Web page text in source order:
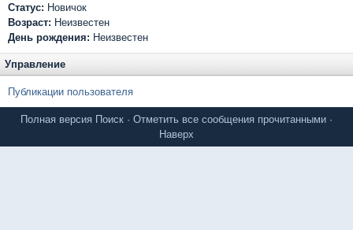
Статус: Новичок
Возраст: Неизвестен
День рождения: Неизвестен
Управление
Публикации пользователя
Полная версия Поиск · Отметить все сообщения прочитанными ·
Наверх